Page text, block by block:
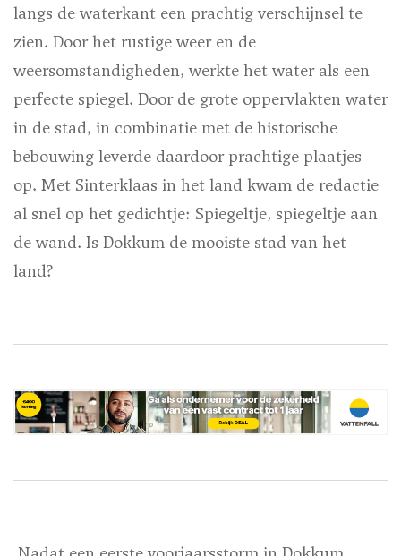
langs de waterkant een prachtig verschijnsel te
zien. Door het rustige weer en de
weersomstandigheden, werkte het water als een
perfecte spiegel. Door de grote oppervlakten water
in de stad, in combinatie met de historische
bebouwing leverde daardoor prachtige plaatjes
op. Met Sinterklaas in het land kwam de redactie
al snel op het gedichtje: Spiegeltje, spiegeltje aan
de wand. Is Dokkum de mooiste stad van het
land?